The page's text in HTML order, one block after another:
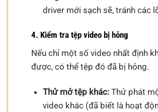
driver mới sạch sẽ, tránh các
4. Kiểm tra tệp video bị hỏng
Nếu chỉ một số video nhất định
được, có thể tệp đó đã bị hỏng.
Thử mở tệp khác:Thử phát
video khác (đã biết là hoạt